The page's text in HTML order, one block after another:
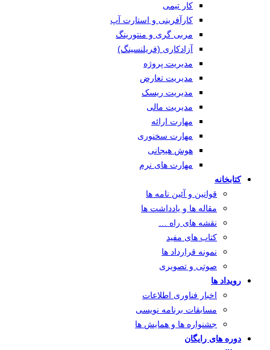
کار تیمی
کارآفرینی و استارت آپ
مربی گری و منتورینگ
آزادکاری (فریلنسینگ)
مدیریت پروژه
مدیریت تعارض
مدیریت ریسک
مدیریت مالی
مهارت ارائه
مهارت سخنوری
هوش هیجانی
مهارت های نرم
کتابخانه
قوانین و آئین نامه ها
مقاله ها و یادداشت ها
نقشه های راه …
کتاب های مفید
نمونه قرارداد ها
صوتی و تصویری
رویداد ها
اخبار فناوری اطلاعات
مسابقات برنامه نویسی
جشنواره ها و همایش ها
دوره های رایگان